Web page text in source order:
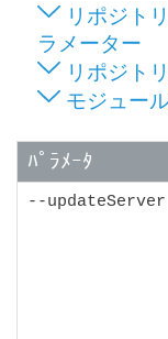
リポジト
ラメーター
リポジト
モジュー
ﾊﾟﾗﾒｰﾀ
--updateServer